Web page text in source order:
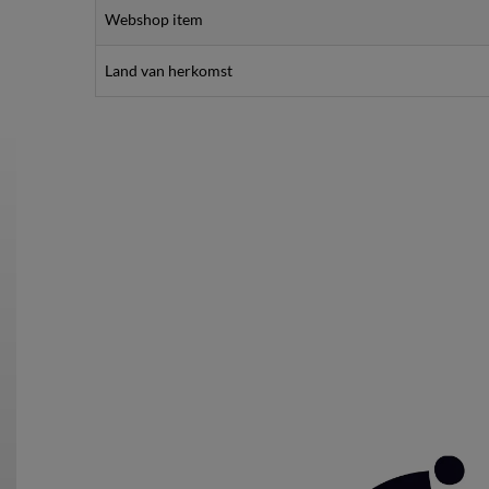
Webshop item
Land van herkomst